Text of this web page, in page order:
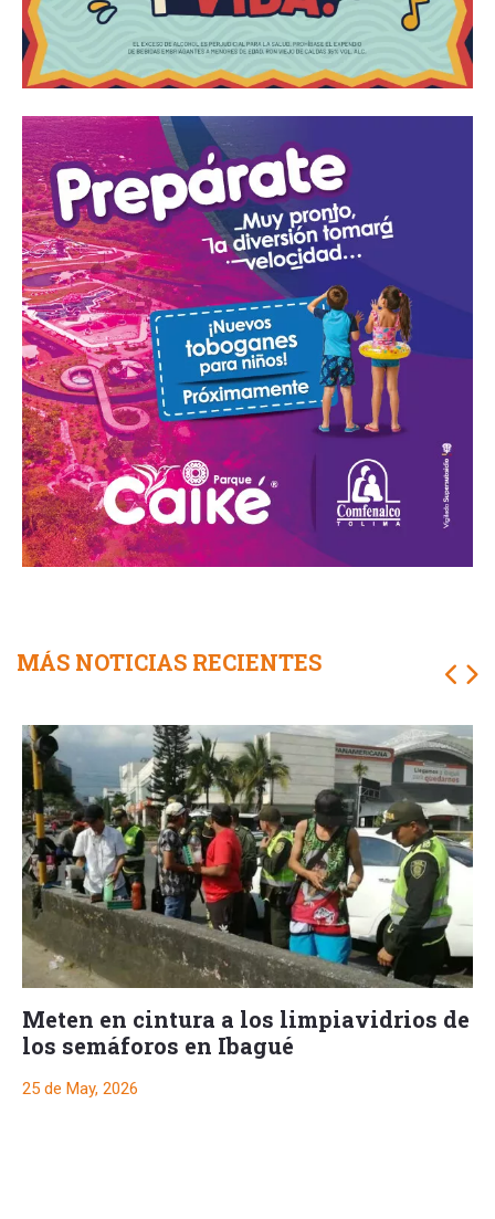
MÁS NOTICIAS RECIENTES
Meten en cintura a los limpiavidrios de
los semáforos en Ibagué
25 de May, 2026